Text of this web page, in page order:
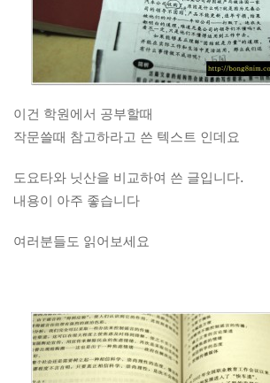
이건 학원에서 공부할때
작문쓸때 참고하라고 쓴 텍스트 인데요
도요타와 닛산을 비교하여 쓴 글입니다.
내용이 아주 좋습니다
여러분들도 읽어보세요